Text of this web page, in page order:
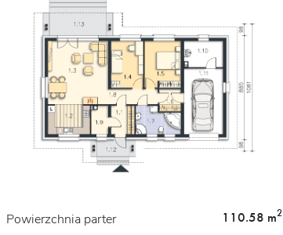
Powierzchnia parter 110.58 m2